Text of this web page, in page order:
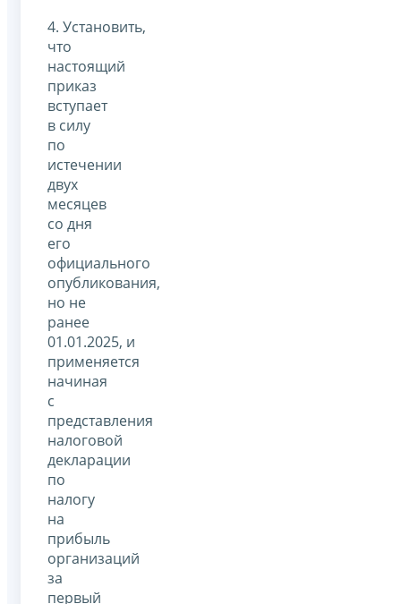
4. Установить,
что
настоящий
приказ
вступает
в силу
по
истечении
двух
месяцев
со дня
его
официального
опубликования,
но не
ранее
01.01.2025, и
применяется
начиная
с
представления
налоговой
декларации
по
налогу
на
прибыль
организаций
за
первый